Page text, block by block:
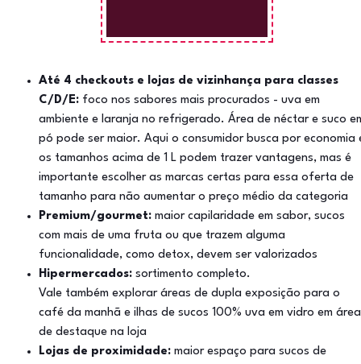
Até 4 checkouts e lojas de vizinhança para classes
C/D/E: foco nos sabores mais procurados - uva em
ambiente e laranja no refrigerado. Área de néctar e suco
pó pode ser maior. Aqui o consumidor busca por economia
os tamanhos acima de 1 L podem trazer vantagens, mas é
importante escolher as marcas certas para essa oferta de
tamanho para não aumentar o preço médio da categoria
Premium/gourmet: maior capilaridade em sabor, sucos
com mais de uma fruta ou que trazem alguma
funcionalidade, como detox, devem ser valorizados
Hipermercados: sortimento completo.
Vale também explorar áreas de dupla exposição para o
café da manhã e ilhas de sucos 100% uva em vidro em
de destaque na loja
Lojas de proximidade: maior espaço para sucos de